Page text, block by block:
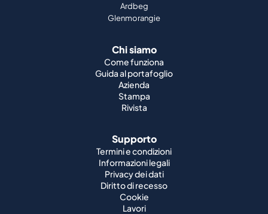
Ardbeg
Glenmorangie
Chi siamo
Come funziona
Guida al portafoglio
Azienda
Stampa
Rivista
Supporto
Termini e condizioni
Informazioni legali
Privacy dei dati
Diritto di recesso
Cookie
Lavori